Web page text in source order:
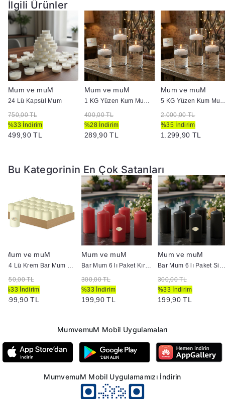
İlgili Ürünler
Mum ve muM
24 Lü Kapsül Mum
750,00 TL
%33 İndirim
499,90 TL
Mum ve muM
1 KG Yüzen Kum Mum ( İnci Tozu Mum )
400,00 TL
%28 İndirim
289,90 TL
Mum ve muM
5 KG Yüzen Kum Mum (
2.000,00 TL
%35 İndirim
1.299,90 TL
Bu Kategorinin En Çok Satanları
Mum ve muM
24 Lü Krem Bar Mum Yükseklik 8 cm
750,00 TL
%33 İndirim
499,90 TL
Mum ve muM
Bar Mum 6 lı Paket Kırmızı
300,00 TL
%33 İndirim
199,90 TL
Mum ve muM
Bar Mum 6 lı Paket Siyah
300,00 TL
%33 İndirim
199,90 TL
MumvemuM Mobil Uygulamaları
MumvemuM Mobil Uygulamamızı İndirin